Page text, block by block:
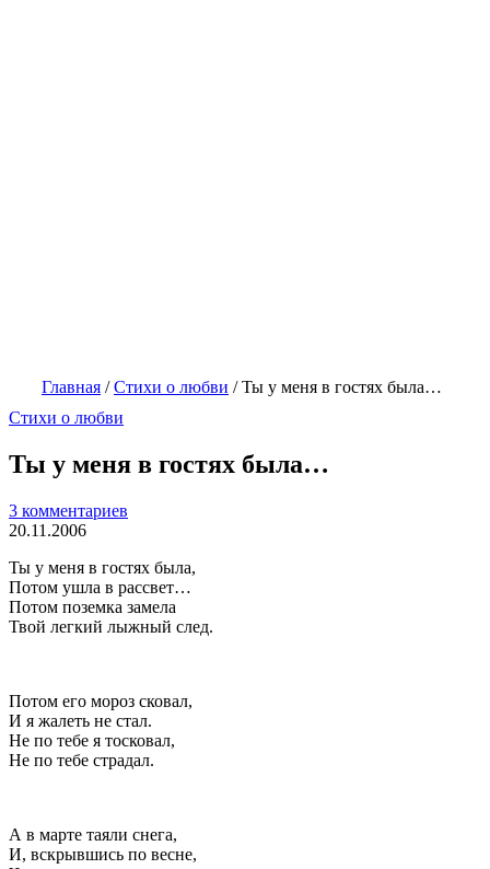
Главная /Стихи о любви /Ты у меня в гостях была…
Стихи о любви
Ты у меня в гостях была…
3 комментариев
20.11.2006
Ты у меня в гостях была,
Потом ушла в рассвет…
Потом поземка замела
Твой легкий лыжный след.
Потом его мороз сковал,
И я жалеть не стал.
Не по тебе я тосковал,
Не по тебе страдал.
А в марте таяли снега,
И, вскрывшись по весне,